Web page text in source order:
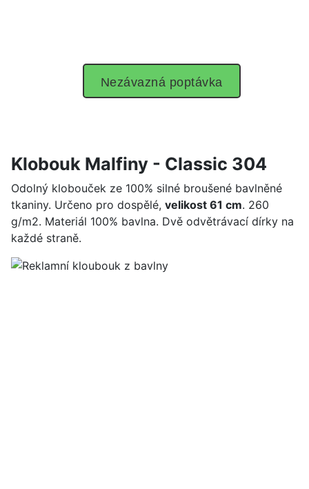
Nezávazná poptávka
Klobouk Malfiny - Classic 304
Odolný klobouček ze 100% silné broušené bavlněné
tkaniny. Určeno pro dospělé, velikost 61 cm. 260
g/m2. Materiál 100% bavlna. Dvě odvětrávací dírky na
každé straně.